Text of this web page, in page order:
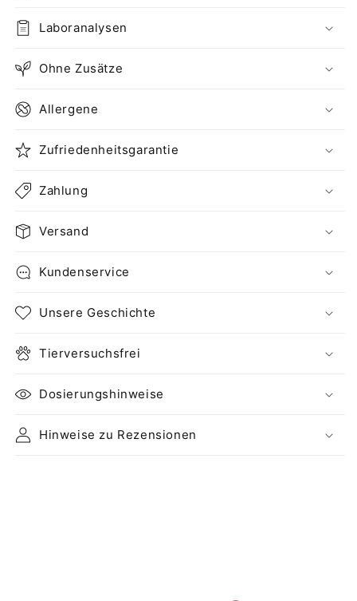
Laboranalysen
Ohne Zusätze
Allergene
Zufriedenheitsgarantie
Zahlung
Versand
Kundenservice
Unsere Geschichte
Tierversuchsfrei
Dosierungshinweise
Hinweise zu Rezensionen